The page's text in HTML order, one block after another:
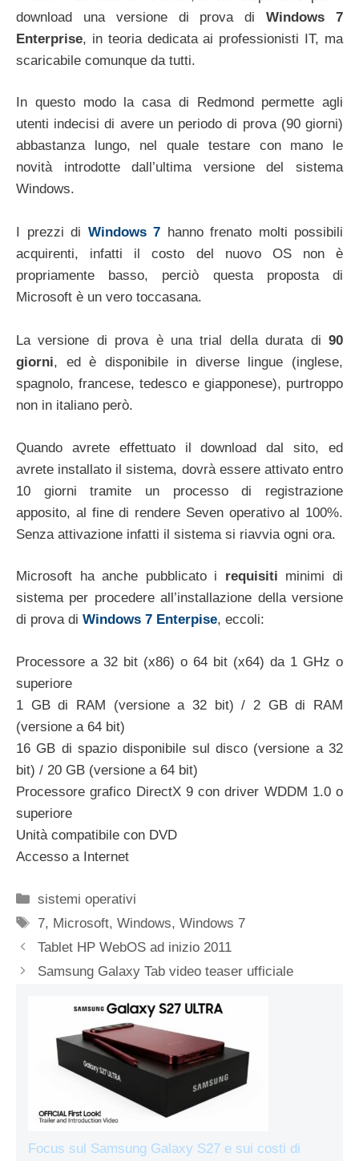
download una versione di prova diWindows 7
Enterprise, in teoria dedicata ai professionisti IT, ma
scaricabile comunque da tutti.
In questo modo la casa di Redmond permette agli
utenti indecisi di avere un periodo di prova (90 giorni)
abbastanza lungo, nel quale testare con mano le
novità introdotte dall’ultima versione del sistema
Windows.
I prezzi di Windows 7 hanno frenato molti possibili
acquirenti, infatti il costo del nuovo OS non è
propriamente basso, perciò questa proposta di
Microsoft è un vero toccasana.
La versione di prova è una trial della durata di 90
giorni, ed è disponibile in diverse lingue (inglese,
spagnolo, francese, tedesco e giapponese), purtroppo
non in italiano però.
Quando avrete effettuato il download dal sito, ed
avrete installato il sistema, dovrà essere attivato entro
10 giorni tramite un processo di registrazione
apposito, al fine di rendere Seven operativo al 100%.
Senza attivazione infatti il sistema si riavvia ogni ora.
Microsoft ha anche pubblicato i requisiti minimi di
sistema per procedere all’installazione della versione
di prova di Windows 7 Enterpise, eccoli:
Processore a 32 bit (x86) o 64 bit (x64) da 1 GHz o
superiore
1 GB di RAM (versione a 32 bit) / 2 GB di RAM
(versione a 64 bit)
16 GB di spazio disponibile sul disco (versione a 32
bit) / 20 GB (versione a 64 bit)
Processore grafico DirectX 9 con driver WDDM 1.0 o
superiore
Unità compatibile con DVD
Accesso a Internet
Categorie
sistemi operativi
Tag
7, Microsoft,Windows,Windows 7
Tablet HP WebOS ad inizio 2011
Samsung Galaxy Tab video teaser ufficiale
Focus sul Samsung Galaxy S27 e sui costi di